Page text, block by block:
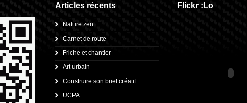
Articles récents
Nature zen
Carnet de route
Friche et chantier
Art urbain
Construire son brief créatif
UCPA
Flickr :Lo